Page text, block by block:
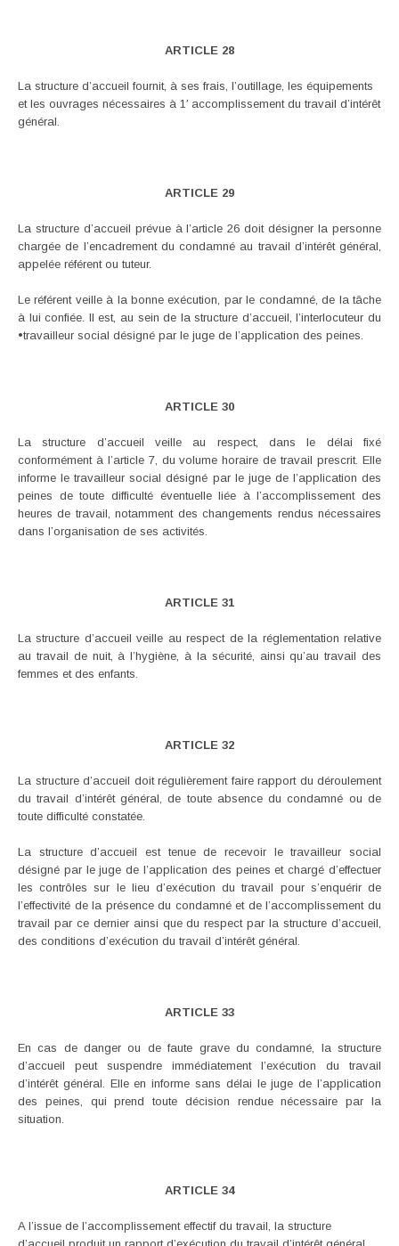
ARTICLE 28
La structure d’accueil fournit, à ses frais, l’outillage, les équipements
et les ouvrages nécessaires à 1′ accomplissement du travail d’intérêt
général.
ARTICLE 29
La structure d’accueil prévue à l’article 26 doit désigner la personne
chargée de l’encadrement du condamné au travail d’intérêt général,
appelée référent ou tuteur.
Le référent veille à la bonne exécution, par le condamné, de la tâche
à lui confiée. Il est, au sein de la structure d’accueil, l’interlocuteur du
•travailleur social désigné par le juge de l’application des peines.
ARTICLE 30
La structure d’accueil veille au respect, dans le délai fixé
conformément à l’article 7, du volume horaire de travail prescrit. Elle
informe le travailleur social désigné par le juge de l’application des
peines de toute difficulté éventuelle liée à l’accomplissement des
heures de travail, notamment des changements rendus nécessaires
dans l’organisation de ses activités.
ARTICLE 31
La structure d’accueil veille au respect de la réglementation relative
au travail de nuit, à l’hygiène, à la sécurité, ainsi qu’au travail des
femmes et des enfants.
ARTICLE 32
La structure d’accueil doit régulièrement faire rapport du déroulement
du travail d’intérêt général, de toute absence du condamné ou de
toute difficulté constatée.
La structure d’accueil est tenue de recevoir le travailleur social
désigné par le juge de l’application des peines et chargé d’effectuer
les contrôles sur le lieu d’exécution du travail pour s’enquérir de
l’effectivité de la présence du condamné et de l’accomplissement du
travail par ce dernier ainsi que du respect par la structure d’accueil,
des conditions d’exécution du travail d’intérêt général.
ARTICLE 33
En cas de danger ou de faute grave du condamné, la structure
d’accueil peut suspendre immédiatement l’exécution du travail
d’intérêt général. Elle en informe sans délai le juge de l’application
des peines, qui prend toute décision rendue nécessaire par la
situation.
ARTICLE 34
A l’issue de l’accomplissement effectif du travail, la structure